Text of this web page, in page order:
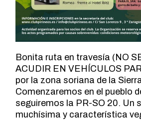
Bonita ruta en travesía (NO
ACUDIR EN VEHÍCULOS
por la zona soriana de la
Comenzaremos en el pueblo
seguiremos la PR-SO 20. Un
muchísima y característica